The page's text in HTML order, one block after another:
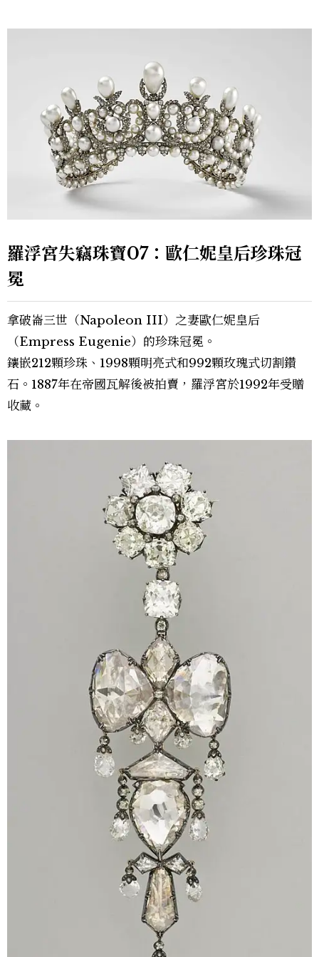
羅浮宮失竊珠寶07：歐仁妮皇后珍珠冠
冕
拿破崙三世（Napoleon III）之妻歐仁妮皇后
（Empress Eugenie）的珍珠冠冕。
鑲嵌212顆珍珠、1998顆明亮式和992顆玫瑰式切割鑽
石。1887年在帝國瓦解後被拍賣，羅浮宮於1992年受贈
收藏。